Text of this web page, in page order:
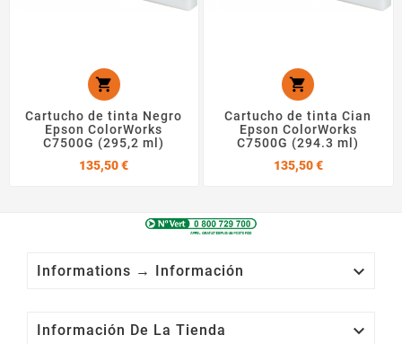

Cartucho de tinta Negro
Epson ColorWorks
C7500G (295,2 ml)
135,50 €Precio

Cartucho de tinta Cian
Epson ColorWorks
C7500G (294.3 ml)
135,50 €Precio
Informations → Información 
Información De La Tienda 